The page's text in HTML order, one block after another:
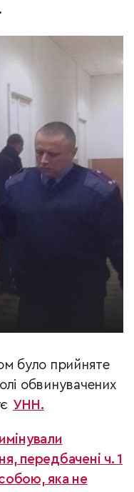
було прийняте
обвинувачених
УНН.
передбачені ч. 1
яка не